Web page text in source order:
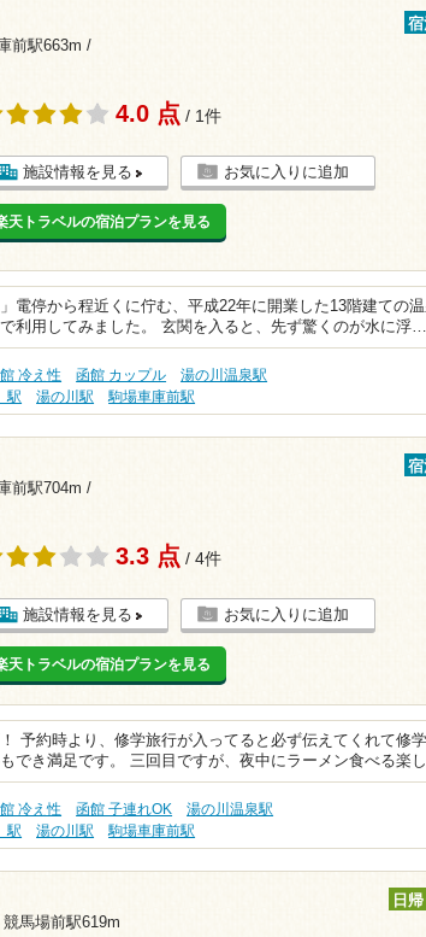
前駅663m /
宿
4.0 点 / 1件
施設情報を見る お気に入りに追加
天トラベルの宿泊プランを見る
電停から程近くに佇む、平成22年に開業した13階建ての
利用してみました。 玄関を入ると、先ず驚くのが水に浮…
冷え性 函館 カップル
湯の川温泉駅
駅
湯の川駅 駒場車庫前駅
前駅704m /
宿
3.3 点 / 4件
施設情報を見る お気に入りに追加
天トラベルの宿泊プランを見る
予約時より、修学旅行が入ってると必ず伝えてくれて修
でき満足です。 三回目ですが、夜中にラーメン食べる楽
冷え性 函館 子連れOK
湯の川温泉駅
駅
湯の川駅 駒場車庫前駅
競馬場前駅619m
日帰